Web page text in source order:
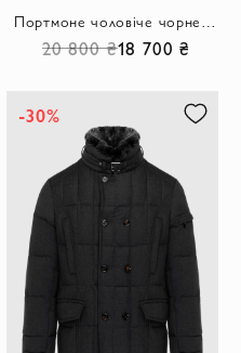
20 800 ₴18 700 ₴
-30%